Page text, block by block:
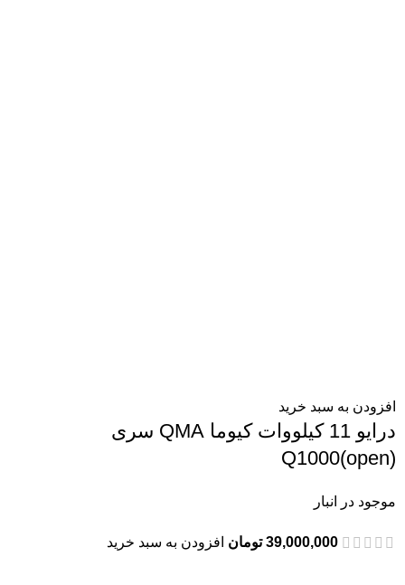
افزودن به سبد خرید
درایو 11 کیلووات کیوما QMA سری
Q1000(open)
موجود در انبار
39,000,000 تومان افزودن به سبد خرید